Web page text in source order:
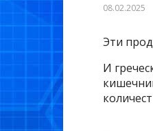
08.02.2025
Эти
И